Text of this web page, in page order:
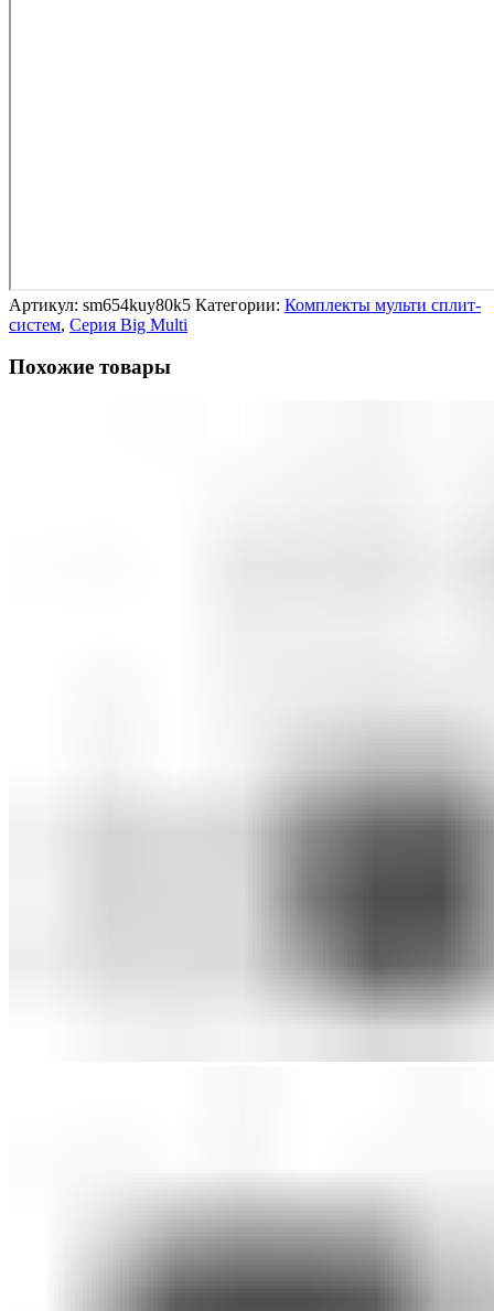
Артикул: sm654kuy80k5 Категории: Комплекты мульти сплит-
систем, Серия Big Multi
Похожие товары